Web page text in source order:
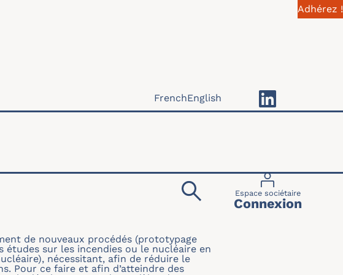
Adhérez !
Menu du
Espace sociétaire
Connexion
FrenchEnglish
de nouveaux procédés (prototypage
études sur les incendies ou le nucléaire en
nécessitant, afin de réduire le
Pour ce faire et afin d’atteindre des